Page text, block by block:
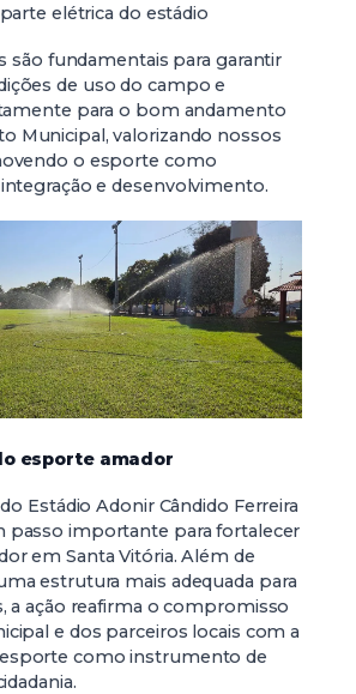
elétrica do estádio
são fundamentais para garantir
de uso do campo e
para o bom andamento
Municipal, valorizando nossos
o esporte como
e desenvolvimento.
esporte amador
Estádio Adonir Cândido Ferreira
passo importante para fortalecer
em Santa Vitória. Além de
estrutura mais adequada para
a ação reafirma o compromisso
e dos parceiros locais com a
como instrumento de